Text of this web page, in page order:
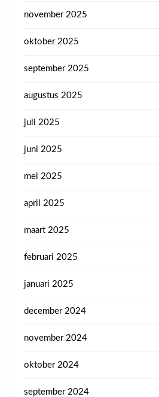
november 2025
oktober 2025
september 2025
augustus 2025
juli 2025
juni 2025
mei 2025
april 2025
maart 2025
februari 2025
januari 2025
december 2024
november 2024
oktober 2024
september 2024